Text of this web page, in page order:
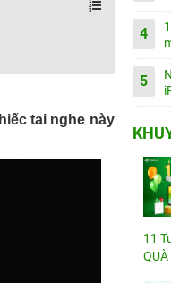
tai nghe này
4
5
11
QUÀ